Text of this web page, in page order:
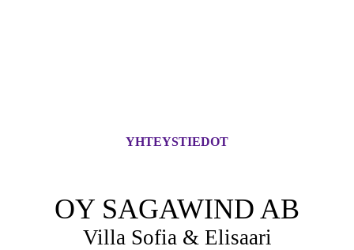
YHTEYSTIEDOT
OY SAGAWIND AB
Villa Sofia & Elisaari